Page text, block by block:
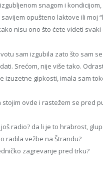
snagom i
opušteno laktove ili moj
nisu ono što ćete videti
sam izgubila zato što sam
Srećom, nije više tako.
izuzetne gipkosti, imala sam
ovde i rastežem se pred
radio? da li je to hrabrost,
radila vežbe na Štrandu?
zagrevanje pred trku?